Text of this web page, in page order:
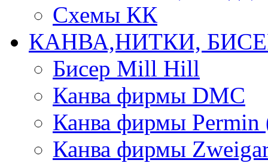
Схемы КК
КАНВА,НИТКИ,
Бисер Mill Hill
Канва фирмы DMC
Канва фирмы Permin
Канва фирмы